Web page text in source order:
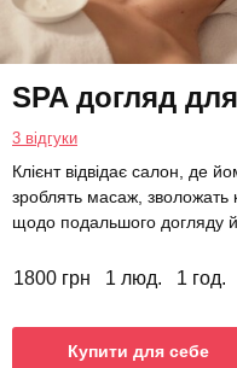
SPA догляд
3 відгуки
Клієнт відвідає салон, де
зроблять масаж,
щодо подальшого догляду
1800 грн 1 люд. 1 год.
Купити для себе